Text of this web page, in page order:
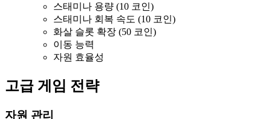
스태미나 용량 (10 코인)
스태미나 회복 속도 (10 코인)
화살 슬롯 확장 (50 코인)
이동 능력
자원 효율성
고급 게임 전략
자원 관리